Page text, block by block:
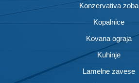
Konzervativa zoba
Kopalnice
Kovana ograja
Kuhinje
Lamelne zavese